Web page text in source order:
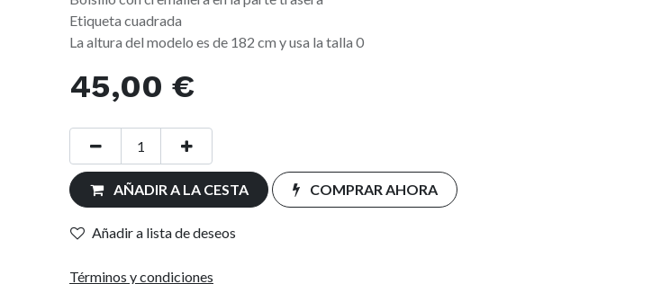
Etiqueta cuadrada
La altura del modelo es de 182 cm y usa la talla 0
45,00 €
AÑADIR A LA CESTA COMPRAR AHORA
Añadir a lista de deseos
Términos y condiciones